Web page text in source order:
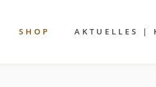
SHOP AKTUELLES |